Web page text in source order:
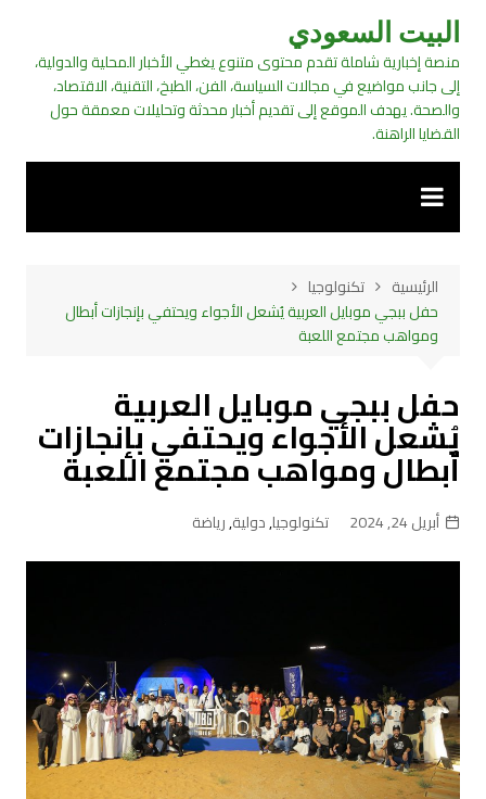
التجاوز
المحتوى
البيت السعودي
منصة إخبارية شاملة تقدم محتوى متنوع يغطي الأخبار المحلية والدولية،
إلى جانب مواضيع في مجالات السياسة، الفن، الطبخ، التقنية، الاقتصاد،
والصحة. يهدف الموقع إلى تقديم أخبار محدثة وتحليلات معمقة حول
القضايا الراهنة.
الرئيسية
تكنولوجيا
حفل ببجي موبايل العربية يُشعل الأجواء ويحتفي بإنجازات أبطال
ومواهب مجتمع اللعبة
حفل ببجي موبايل العربية
يُشعل الأجواء ويحتفي بإنجازات
أبطال ومواهب مجتمع اللعبة
أبريل 24, 2024 تكنولوجيا,دولية,رياضة